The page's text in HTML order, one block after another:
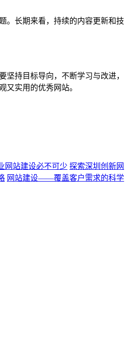
。长期来看，持续的内容更新和技
持目标导向，不断学习与改进，
又实用的优秀网站。
网站建设必不可少 探索深圳创新网
网站建设——覆盖客户需求的科学